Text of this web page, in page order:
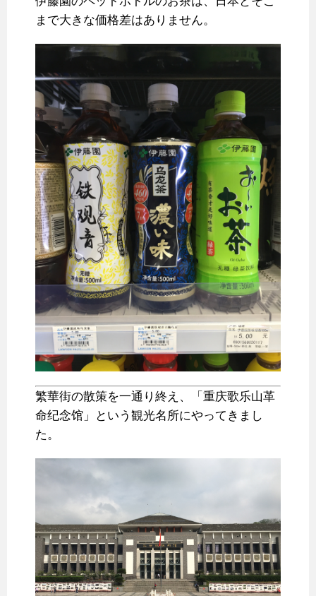
まで大きな価格差はありません。
繁華街の散策を一通り終え、「重庆歌乐山革
命纪念馆」という観光名所にやってきまし
た。